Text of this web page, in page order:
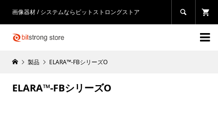
画像器材 / システムならビットストロングストア 

製品 ELARA™-FBシリーズO
ELARA™-FBシリーズO